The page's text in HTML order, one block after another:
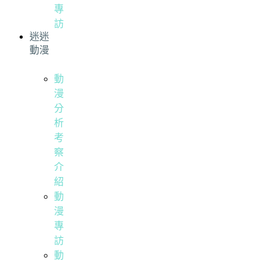
專
訪
迷迷
動漫
動
漫
分
析
考
察
介
紹
動
漫
專
訪
動